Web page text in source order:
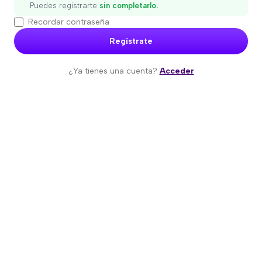
Puedes registrarte sin completarlo.
Recordar contraseña
Regístrate
¿Ya tienes una cuenta? Acceder